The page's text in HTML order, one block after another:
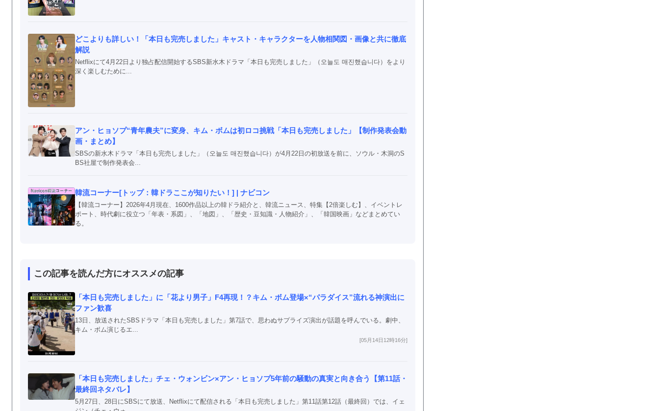
どこよりも詳しい！「本日も完売しました」キャスト・キャラクターを人物相関図・画像と共に徹底
解説
Netflixにて4月22日より独占配信開始するSBS新水木ドラマ「本日も完売しました」（오늘도 매진했습니다）をより
深く楽しむために...
アン・ヒョソプ“青年農夫”に変身、キム・ボムは初ロコ挑戦「本日も完売しました」【制作発表会動
画・まとめ】
SBSの新水木ドラマ「本日も完売しました」（오늘도 매진했습니다）が4月22日の初放送を前に、ソウル・木洞のS
BS社屋で制作発表会...
韓流コーナー[トップ：韓ドラここが知りたい！] | ナビコン
【韓流コーナー】2026年4月現在、1600作品以上の韓ドラ紹介と、韓流ニュース、特集【2倍楽しむ】、イベントレ
ポート、時代劇に役立つ「年表・系図」、「地図」、「歴史・豆知識・人物紹介」、「韓国映画」などまとめてい
る。
この記事を読んだ方にオススメの記事
「本日も完売しました」に「花より男子」F4再現！？キム・ボム登場×“パラダイス”流れる神演出に
ファン歓喜
13日、放送されたSBSドラマ「本日も完売しました」第7話で、思わぬサプライズ演出が話題を呼んでいる。劇中、
キム・ボム演じるエ...
[05月14日12時16分]
「本日も完売しました」チェ・ウォンビン×アン・ヒョソプ5年前の騒動の真実と向き合う【第11話・
最終回ネタバレ】
5月27日、28日にSBSにて放送、Netflixにて配信される「本日も完売しました」第11話第12話（最終回）では、イェ